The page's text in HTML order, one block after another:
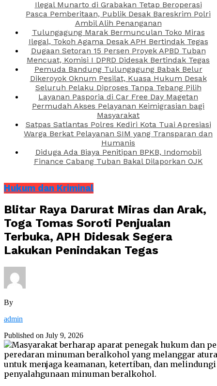
Ilegal Munarto di Grabakan Tetap Beroperasi
Pasca Pemberitaan, Publik Desak Bareskrim Polri
Ambil Alih Penanganan
Tulungagung Marak Bermunculan Toko Miras
Ilegal, Tokoh Agama Desak APH Bertindak Tegas
Dugaan Setoran 15 Persen Proyek APBD Tuban
Mencuat, Komisi I DPRD Didesak Bertindak Tegas
Pemuda Bandung Tulungagung Babak Belur
Dikeroyok Oknum Pesilat, Kuasa Hukum Desak
Seluruh Pelaku Diproses Tanpa Tebang Pilih
Layanan Pasporia di Car Free Day Magetan
Permudah Akses Pelayanan Keimigrasian bagi
Masyarakat
Satpas Satlantas Polres Kediri Kota Tuai Apresiasi
Warga Berkat Pelayanan SIM yang Transparan dan
Humanis
Diduga Ada Biaya Penitipan BPKB, Indomobil
Finance Cabang Tuban Bakal Dilaporkan OJK
Hukum dan Kriminal
Blitar Raya Darurat Miras dan Arak,
Toga Tomas Soroti Penjualan
Terbuka, APH Didesak Segera
Lakukan Penindakan Tegas
By
admin
Published on July 9, 2026